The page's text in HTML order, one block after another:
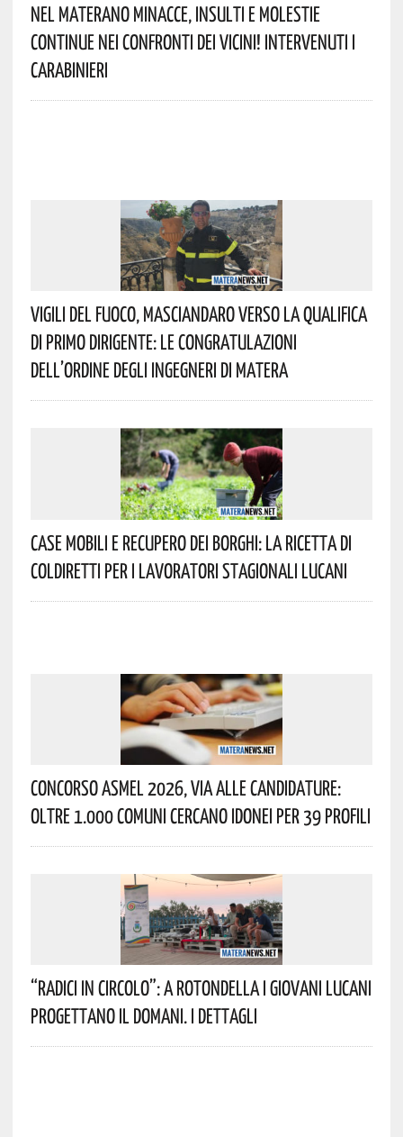
Nel Materano Minacce, Insulti E Molestie
Continue Nei Confronti Dei Vicini! Intervenuti I
Carabinieri
Vigili Del Fuoco, Masciandaro Verso La Qualifica
Di Primo Dirigente: Le Congratulazioni
Dell’Ordine Degli Ingegneri Di Matera
Case Mobili E Recupero Dei Borghi: La Ricetta Di
Coldiretti Per I Lavoratori Stagionali Lucani
Concorso Asmel 2026, Via Alle Candidature:
Oltre 1.000 Comuni Cercano Idonei Per 39 Profili
“Radici In Circolo”: A Rotondella I Giovani Lucani
Progettano Il Domani. I Dettagli